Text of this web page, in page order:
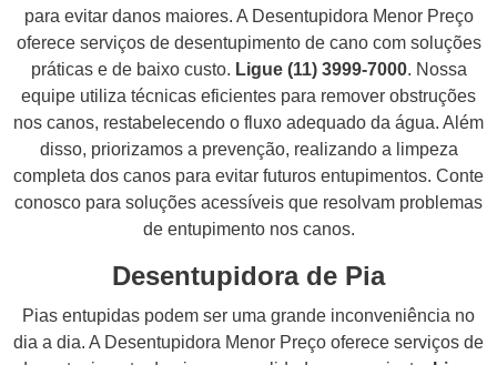
para evitar danos maiores. A Desentupidora Menor Preço
oferece serviços de desentupimento de cano com soluções
práticas e de baixo custo. Ligue (11) 3999-7000. Nossa
equipe utiliza técnicas eficientes para remover obstruções
nos canos, restabelecendo o fluxo adequado da água. Além
disso, priorizamos a prevenção, realizando a limpeza
completa dos canos para evitar futuros entupimentos. Conte
conosco para soluções acessíveis que resolvam problemas
de entupimento nos canos.
Desentupidora de Pia
Pias entupidas podem ser uma grande inconveniência no
dia a dia. A Desentupidora Menor Preço oferece serviços de